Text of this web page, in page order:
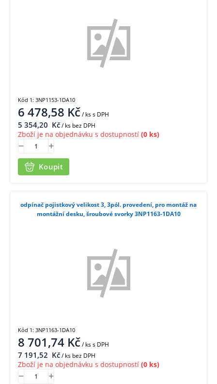
6 478,58 Kč/ kss DPH
5 354,20 Kč/ ks bez DPH
Zboží je na objednávku s dostupností (0 ks)
Koupit
Kód 1: 3NP1153-1DA10
odpínač pojistkový velikost 3, 3pól. provedení, pro montáž na
montážní desku, šroubové svorky 3NP1163-1DA10
8 701,74 Kč/ kss DPH
7 191,52 Kč/ ks bez DPH
Zboží je na objednávku s dostupností (0 ks)
Kód 1: 3NP1163-1DA10